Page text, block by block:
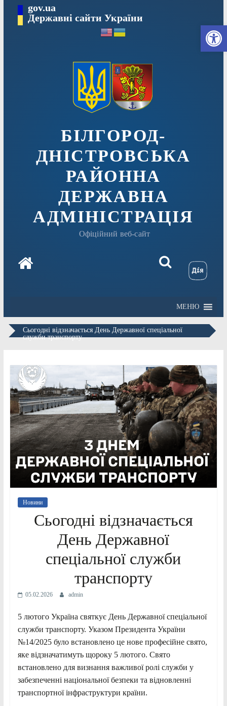
вмісту
gov.ua
Державні сайти України
БІЛГОРОД-
ДНІСТРОВСЬКА
РАЙОННА
ДЕРЖАВНА
АДМІНІСТРАЦІЯ
Офіційний веб-сайт
МЕНЮ
Сьогодні відзначається День Державної спеціальної
служби транспорту
Новини
Сьогодні відзначається
День Державної
спеціальної служби
транспорту
05.02.2026 admin
5 лютого Україна святкує День Державної спеціальної
служби транспорту. Указом Президента України
№14/2025 було встановлено це нове професійне свято,
яке відзначатимуть щороку 5 лютого. Свято
встановлено для визнання важливої ролі служби у
забезпеченні національної безпеки та відновленні
транспортної інфраструктури країни.